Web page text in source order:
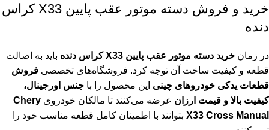
خرید و فروش دسته موتور عقب پایین X33 کراس
دنده
در زمان خرید دسته موتور عقب پایین X33 کراس دنده
باید به اصالت
قطعه و کیفیت ساخت آن توجه کرد. فروشگاه‌های تخصصی فروش
قطعات یدکی خودروهای چینی این محصول را با جنس اورجینال،
کیفیت بالا و قیمت ارزان عرضه می‌کنند تا مالکان خودروی Chery
X33 Cross Manual بتوانند با اطمینان کامل قطعه مناسب خود را